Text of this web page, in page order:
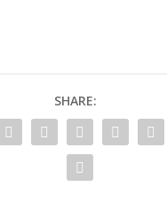
SHARE: